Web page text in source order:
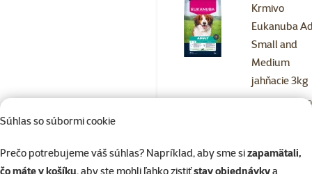
Súhlas so súbormi cookie
Prečo potrebujeme váš súhlas? Napríklad, aby sme sizapamätali,
čo máte v košíku, aby ste mohli ľahko zistiťstav objednávkya
Krmivo
Eukanuba
Small and
Medium
jahňacie 3kg
Bežná cena